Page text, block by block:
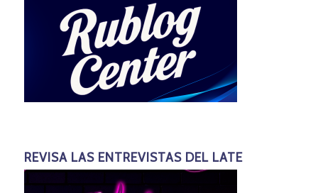
REVISA LAS ENTREVISTAS DEL LATE